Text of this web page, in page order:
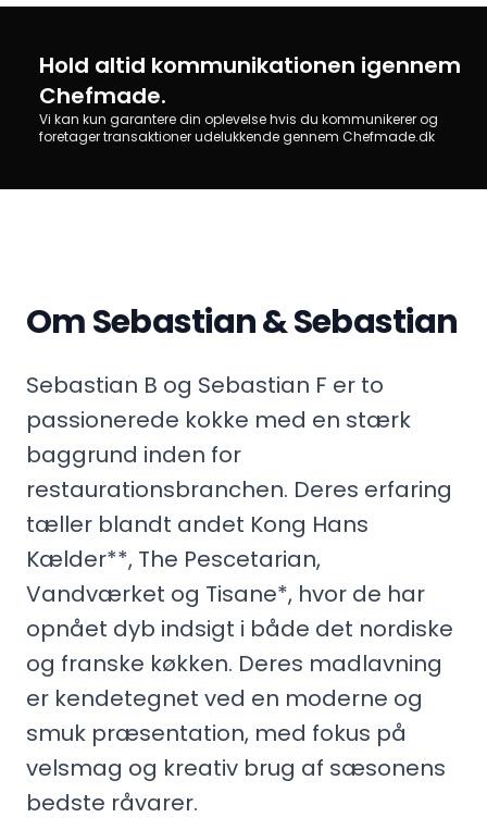
Hold altid kommunikationen igennem
Chefmade.
Vi kan kun garantere din oplevelse hvis du kommunikerer og
foretager transaktioner udelukkende gennem Chefmade.dk
Om Sebastian & Sebastian
Sebastian B og Sebastian F er to
passionerede kokke med en stærk
baggrund inden for
restaurationsbranchen. Deres erfaring
tæller blandt andet Kong Hans
Kælder**, The Pescetarian,
Vandværket og Tisane*, hvor de har
opnået dyb indsigt i både det nordiske
og franske køkken. Deres madlavning
er kendetegnet ved en moderne og
smuk præsentation, med fokus på
velsmag og kreativ brug af sæsonens
bedste råvarer.